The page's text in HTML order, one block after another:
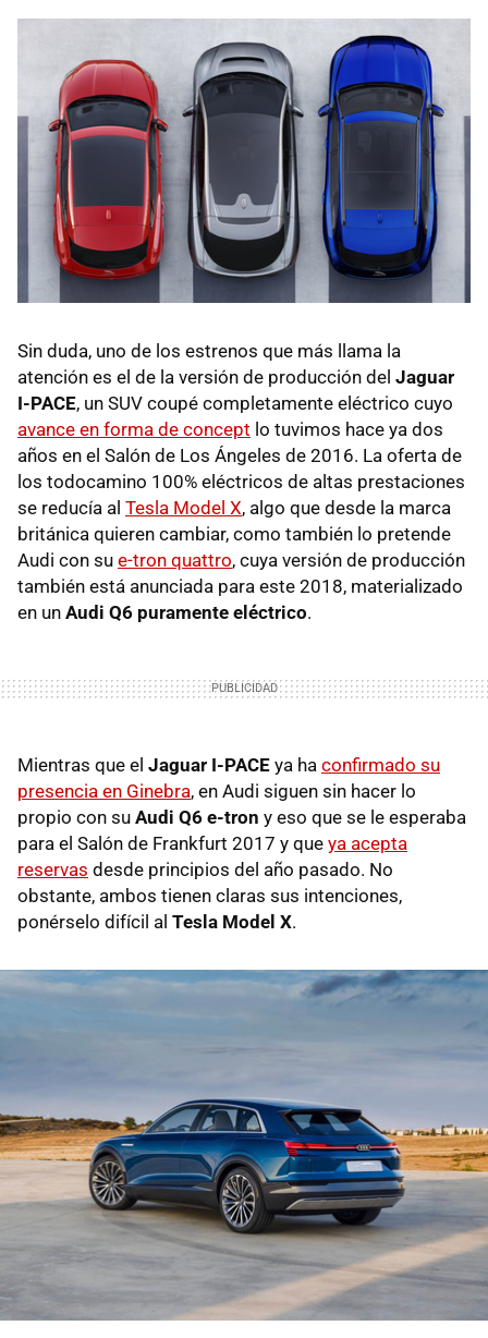
Sin duda, uno de los estrenos que más llama la
atención es el de la versión de producción del Jaguar
I-PACE, un SUV coupé completamente eléctrico cuyo
avance en forma de concept lo tuvimos hace ya dos
años en el Salón de Los Ángeles de 2016. La oferta de
los todocamino 100% eléctricos de altas prestaciones
se reducía al Tesla Model X, algo que desde la marca
británica quieren cambiar, como también lo pretende
Audi con su e-tron quattro, cuya versión de producción
también está anunciada para este 2018, materializado
en un Audi Q6 puramente eléctrico.
Mientras que el Jaguar I-PACE ya ha confirmado su
presencia en Ginebra, en Audi siguen sin hacer lo
propio con su Audi Q6 e-tron y eso que se le esperaba
para el Salón de Frankfurt 2017 y que ya acepta
reservas desde principios del año pasado. No
obstante, ambos tienen claras sus intenciones,
ponérselo difícil al Tesla Model X.